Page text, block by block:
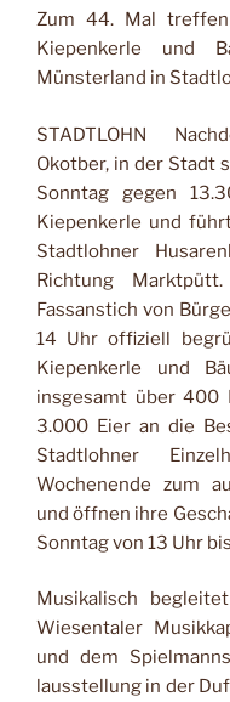
Zum 44. Mal
Kiepenkerle und
Münsterland in
STADTLOHN
Okotber, in der Stadt
Sonntag gegen
Kiepenkerle und
Stadtlohner
Richtung
Fassanstich von
14 Uhr offiziell
Kie­penkerle und
insgesamt über 400
3.000 Eier an die
Stadtlohner
Wochenende zum
und öffnen ihre
Sonntag von 13 Uhr bis
Musikalisch
Wiesentaler
und dem
lausstellung in der